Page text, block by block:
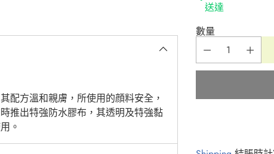
配方溫和親膚，所使用的顔料安全，
推出特強防水膠布，其透明及特強黏
。
送達
數量